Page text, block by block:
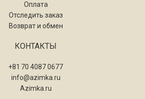
Оплата
Отследить заказ
Возврат и обмен
КОНТАКТЫ
+81 70 4087 0677
info@azimka.ru
Azimka.ru